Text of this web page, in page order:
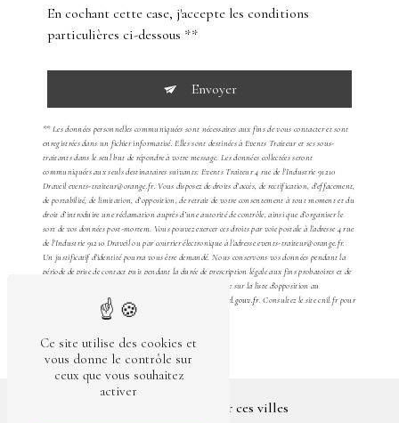
En cochant cette case, j'accepte les conditions
particulières ci-dessous **
Envoyer
** Les données personnelles communiquées sont nécessaires aux fins de vous contacter et sont
enregistrées dans un fichier informatisé. Elles sont destinées à Events Traiteur et ses sous-
traitants dans le seul but de répondre à votre message. Les données collectées seront
communiquées aux seuls destinataires suivants: Events Traiteur 4 rue de l'Industrie 91210
Draveil events-traiteur@orange.fr. Vous disposez de droits d’accès, de rectification, d’effacement,
de portabilité, de limitation, d’opposition, de retrait de votre consentement à tout moment et du
droit d’introduire une réclamation auprès d’une autorité de contrôle, ainsi que d’organiser le
sort de vos données post-mortem. Vous pouvez exercer ces droits par voie postale à l'adresse 4 rue
de l'Industrie 91210 Draveil ou par courrier électronique à l'adresse events-traiteur@orange.fr.
Un justificatif d'identité pourra vous être demandé. Nous conservons vos données pendant la
période de prise de contact puis pendant la durée de prescription légale aux fins probatoires et de
gestion des contentieux. Vous avez le droit de vous inscrire sur la liste d'opposition au
démarchage téléphonique, disponible à cette adresse:
Bloctel.gouv.fr. Consultez le site cnil.fr pour
plus d’informations sur vos droits.
Nous intervenons sur ces villes
Ce site utilise des cookies et
vous donne le contrôle sur
ceux que vous souhaitez
activer